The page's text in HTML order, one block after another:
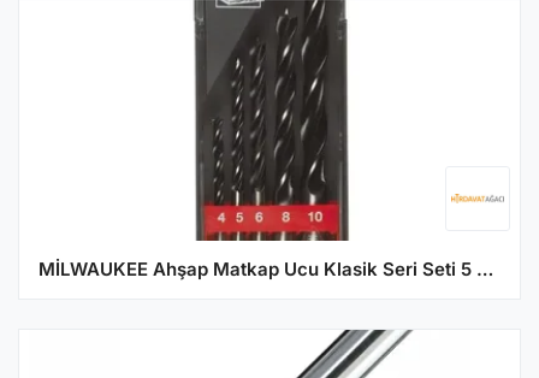
MİLWAUKEE Ahşap Matkap Ucu Klasik Seri Seti 5 Parça 4,5,6,8, (T4932352465)